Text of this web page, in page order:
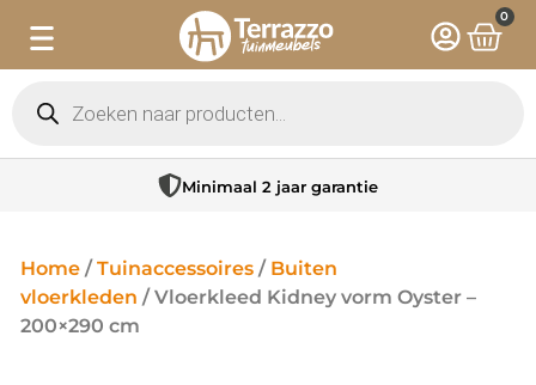
0
Minimaal 2 jaar garantie
Home /Tuinaccessoires / Buiten
vloerkleden / Vloerkleed Kidney vorm Oyster –
200×290 cm